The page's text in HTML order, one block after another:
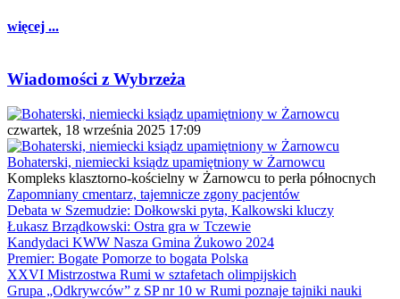
więcej ...
Wiadomości z Wybrzeża
czwartek, 18 września 2025 17:09
Bohaterski, niemiecki ksiądz upamiętniony w Żarnowcu
Kompleks klasztorno-kościelny w Żarnowcu to perła północnych
Zapomniany cmentarz, tajemnicze zgony pacjentów
Debata w Szemudzie: Dołkowski pyta, Kalkowski kluczy
Łukasz Brządkowski: Ostra gra w Tczewie
Kandydaci KWW Nasza Gmina Żukowo 2024
Premier: Bogate Pomorze to bogata Polska
XXVI Mistrzostwa Rumi w sztafetach olimpijskich
Grupa „Odkrywców” z SP nr 10 w Rumi poznaje tajniki nauki